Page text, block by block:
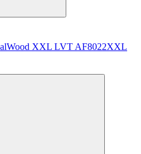
XХL LVT AF8022XXL